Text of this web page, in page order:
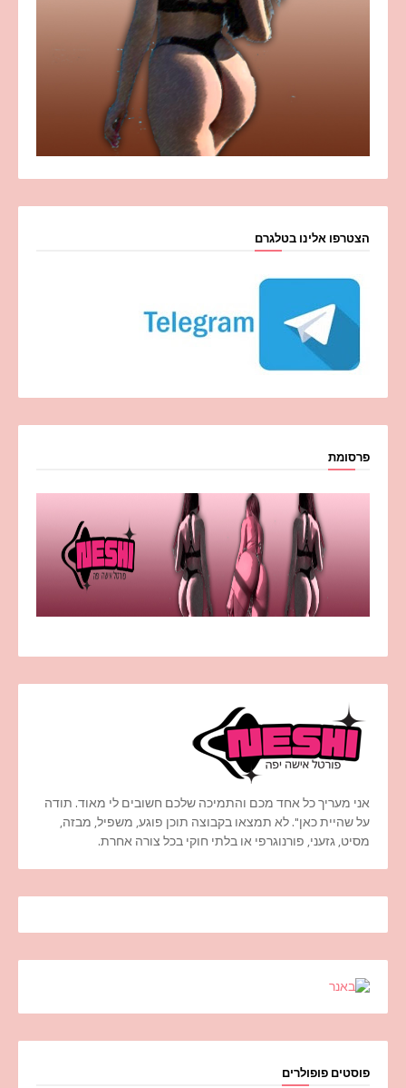
הצטרפו אלינו בטלגרם
פרסומת
אני מעריך כל אחד מכם והתמיכה שלכם חשובים לי מאוד. תודה
על שהיית כאן". לא תמצאו בקבוצה תוכן פוגע, משפיל, מבזה,
מסיט, גזעני, פורנוגרפי או בלתי חוקי בכל צורה אחרת.
פוסטים פופולרים